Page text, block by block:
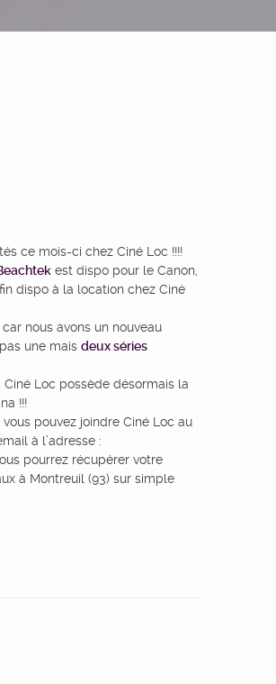
ce mois-ci chez Ciné Loc !!!!
est dispo pour le Canon,
dispo à la location chez Ciné
nous avons un nouveau
une mais deux séries
Loc possède désormais la
!!!
pouvez joindre Ciné Loc au
à l’adresse :
pourrez récupérer votre
à Montreuil (93) sur simple